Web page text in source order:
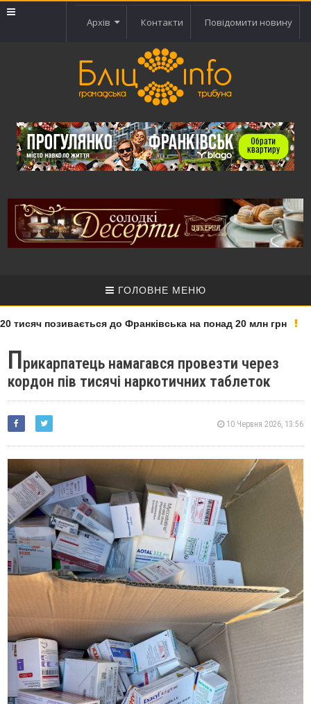
Архів Контакти Повідомити новину
ГОЛОВНЕ МЕНЮ
позивається до Франківська на понад 20 млн грн
Прикарпатець намагався провезти через
кордон пів тисячі наркотичних таблеток
10 Червня 2026, 13:56